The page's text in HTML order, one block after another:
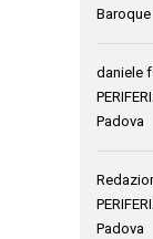
daniele
Padova
Padova